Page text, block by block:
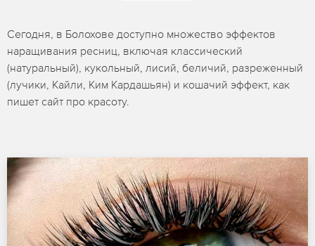
Сегодня, в Болохове доступно множество эффектов
наращивания ресниц, включая классический
(натуральный), кукольный, лисий, беличий, разреженный
(лучики, Кайли, Ким Кардашьян) и кошачий эффект, как
пишет сайт про красоту.